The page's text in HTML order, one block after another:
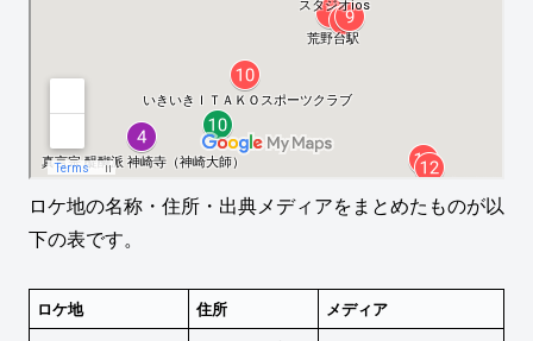
ロケ地の名称・住所・出典メディアをまとめたものが以
下の表です。
ロケ地 住所 メディア